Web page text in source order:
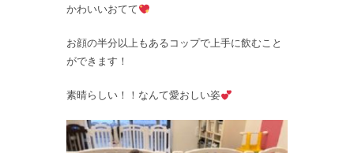
かわいいおてて
お顔の半分以上もあるコップで上手に飲むこと
ができます！
素晴らしい！！なんて愛おしい姿